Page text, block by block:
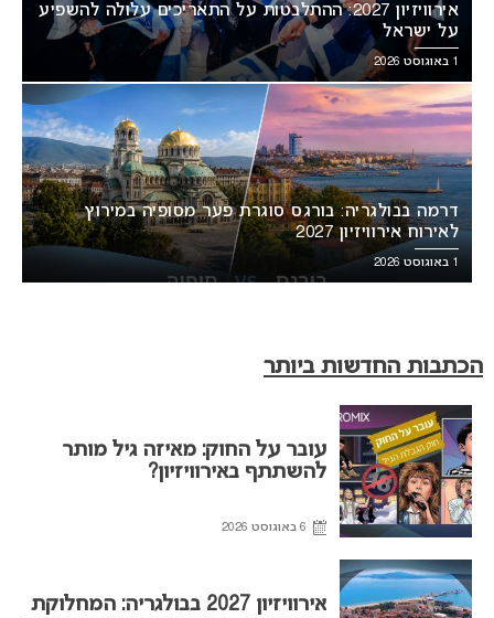
אירוויזיון 2027: ההתלבטות על התאריכים עלולה להשפיע
על ישראל
1 באוגוסט 2026
דרמה בבולגריה: בורגס סוגרת פער מסופיה במירוץ
לאירוח אירוויזיון 2027
1 באוגוסט 2026
הכתבות החדשות ביותר
עובר על החוק: מאיזה גיל מותר
להשתתף באירוויזיון?
6 באוגוסט 2026
אירוויזיון 2027 בבולגריה: המחלוקת